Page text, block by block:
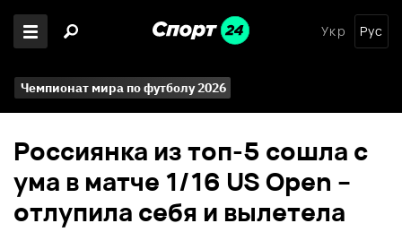
Укр Рус
Чемпионат мира по футболу 2026
Россиянка из топ-5 сошла с
ума в матче 1/16 US Open –
отлупила себя и вылетела